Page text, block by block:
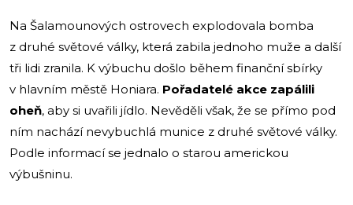
Na Šalamounových ostrovech explodovala bomba
z druhé světové války, která zabila jednoho muže a další
tři lidi zranila. K výbuchu došlo během finanční sbírky
v hlavním městě Honiara. Pořadatelé akce zapálili
oheň, aby si uvařili jídlo. Nevěděli však, že se přímo pod
ním nachází nevybuchlá munice z druhé světové války.
Podle informací se jednalo o starou americkou
výbušninu.